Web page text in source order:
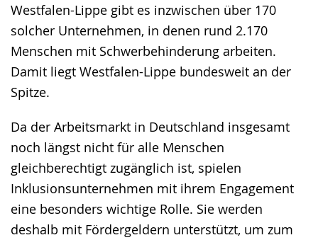
Westfalen-Lippe gibt es inzwischen über 170
solcher Unternehmen, in denen rund 2.170
Menschen mit Schwerbehinderung arbeiten.
Damit liegt Westfalen-Lippe bundesweit an der
Spitze.
Da der Arbeitsmarkt in Deutschland insgesamt
noch längst nicht für alle Menschen
gleichberechtigt zugänglich ist, spielen
Inklusionsunternehmen mit ihrem Engagement
eine besonders wichtige Rolle. Sie werden
deshalb mit Fördergeldern unterstützt, um zum